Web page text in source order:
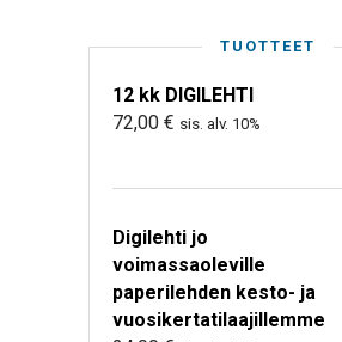
TUOTTEET
12 kk DIGILEHTI
72,00 € sis. alv. 10%
Digilehti jo
voimassaoleville
paperilehden kesto- ja
vuosikertatilaajillemme